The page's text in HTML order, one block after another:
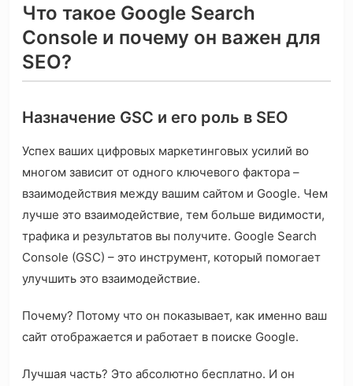
Что такое Google Search
Console и почему он важен для
SEO?
Назначение GSC и его роль в SEO
Успех ваших цифровых маркетинговых усилий во
многом зависит от одного ключевого фактора –
взаимодействия между вашим сайтом и Google. Чем
лучше это взаимодействие, тем больше видимости,
трафика и результатов вы получите. Google Search
Console (GSC) – это инструмент, который помогает
улучшить это взаимодействие.
Почему? Потому что он показывает, как именно ваш
сайт отображается и работает в поиске Google.
Лучшая часть? Это абсолютно бесплатно. И он